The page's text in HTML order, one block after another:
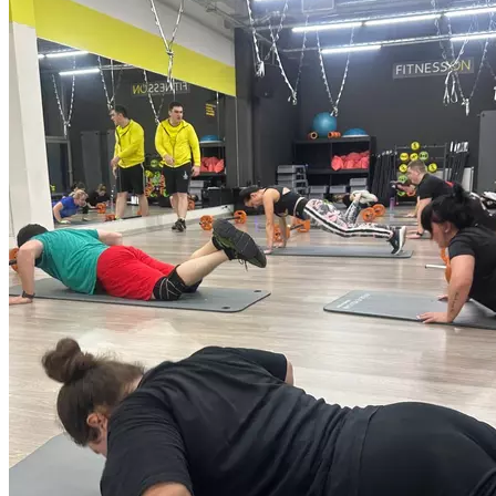
основных мышечных групп. Рекомендована для всех уровней
подготовленности. Длительность тренировки 55 минут.